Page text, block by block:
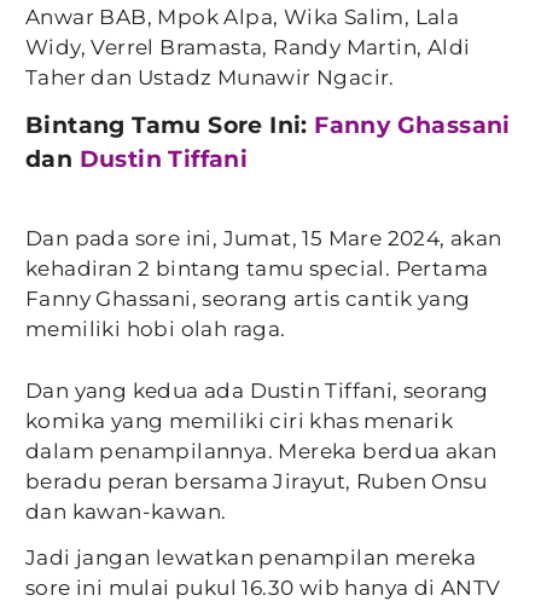
Anwar BAB, Mpok Alpa, Wika Salim, Lala
Widy, Verrel Bramasta, Randy Martin, Aldi
Taher dan Ustadz Munawir Ngacir.
Bintang Tamu Sore Ini: Fanny Ghassani
dan Dustin Tiffani
Dan pada sore ini, Jumat, 15 Mare 2024, akan
kehadiran 2 bintang tamu special. Pertama
Fanny Ghassani, seorang artis cantik yang
memiliki hobi olah raga.
Dan yang kedua ada Dustin Tiffani, seorang
komika yang memiliki ciri khas menarik
dalam penampilannya. Mereka berdua akan
beradu peran bersama Jirayut, Ruben Onsu
dan kawan-kawan.
Jadi jangan lewatkan penampilan mereka
sore ini mulai pukul 16.30 wib hanya di ANTV